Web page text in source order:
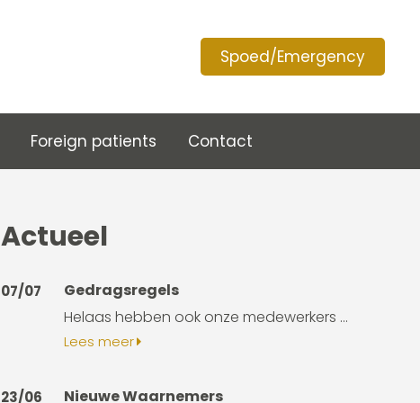
Spoed/Emergency
Foreign patients Contact
Actueel
07/07
Gedragsregels
Helaas hebben ook onze medewerkers ...
Lees meer
23/06
Nieuwe Waarnemers